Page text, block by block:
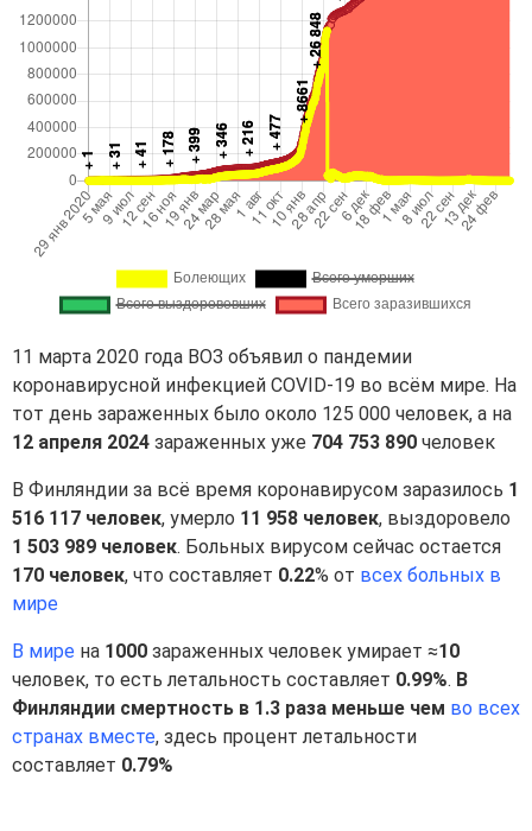
11 марта 2020 года ВОЗ объявил о пандемии
коронавирусной инфекцией COVID-19 во всём мире. На
тот день зараженных было около 125 000 человек, а на
12 апреля 2024 зараженных уже 704 753 890 человек
В Финляндии за всё время коронавирусом заразилось 1
516 117 человек, умерло 11 958 человек, выздоровело
1 503 989 человек. Больных вирусом сейчас остается
170 человек, что составляет 0.22% от всех больных в
мире
В мире на 1000 зараженных человек умирает ≈10
человек, то есть летальность составляет 0.99%. В
Финляндии смертность в 1.3 раза меньше чем во всех
странах вместе, здесь процент летальности
составляет 0.79%